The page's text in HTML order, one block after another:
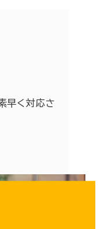
早く対応さ